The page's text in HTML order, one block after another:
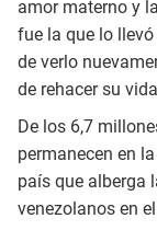
amor materno y
fue la que lo
de verlo
de rehacer su
De los 6,7
permanecen en
país que alberga
venezolanos en